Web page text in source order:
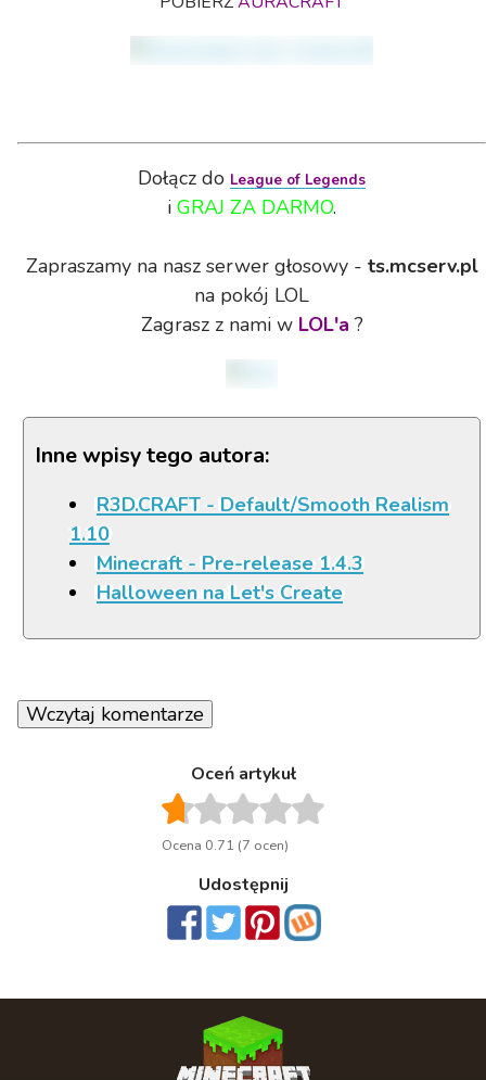
Dołącz do League of Legends
i GRAJ ZA DARMO.
Zapraszamy na nasz serwer głosowy - ts.mcserv.pl
na pokój LOL
Zagrasz z nami w LOL'a ?
Inne wpisy tego autora:
R3D.CRAFT - Default/Smooth Realism
1.10
Minecraft - Pre-release 1.4.3
Halloween na Let's Create
Wczytaj komentarze
Oceń artykuł
Ocena 0.71 (7 ocen)
Udostępnij